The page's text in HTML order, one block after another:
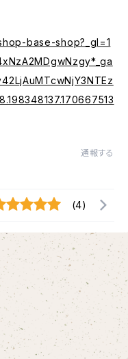
base-shop?_gl=1
通報する
(4)